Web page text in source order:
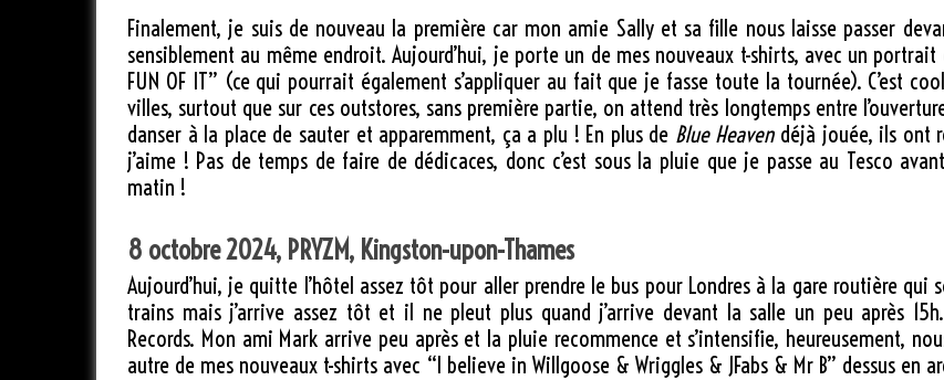
Finalement, je suis de nouveau la première car mon amie Sally et sa fille nous laisse passer
sensiblement au même endroit. Aujourd’hui, je porte un de mes nouveaux t-shirts, avec un portrait
FUN OF IT” (ce qui pourrait également s’appliquer au fait que je fasse toute la tournée). C’est
villes, surtout que sur ces outstores, sans première partie, on attend très longtemps entre
danser à la place de sauter et apparemment, ça a plu ! En plus de Blue Heavendéjà jouée, ils ont
j’aime ! Pas de temps de faire de dédicaces, donc c’est sous la pluie que je passe au Tesco
matin !
8 octobre 2024, PRYZM, Kingston-upon-Thames
Aujourd’hui, je quitte l’hôtel assez tôt pour aller prendre le bus pour Londres à la gare routière
trains mais j’arrive assez tôt et il ne pleut plus quand j’arrive devant la salle un peu après 15h.
Records. Mon ami Mark arrive peu après et la pluie recommence et s’intensifie, heureusement,
autre de mes nouveaux t-shirts avec “I believe in Willgoose & Wriggles & JFabs & Mr B” dessus en